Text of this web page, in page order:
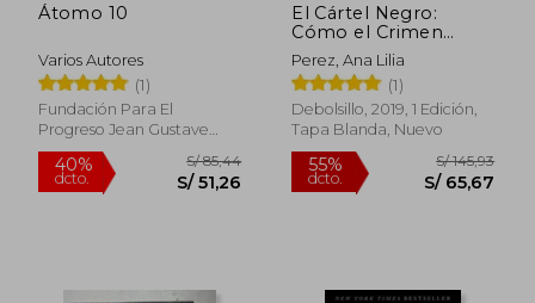
55%
dcto.
S/ 192,85
S/ 86,78
40%
dcto.
S/
S/
Átomo 10
Varios Autores
(1)
Fundación Para El
Progreso Jean Gustave
Courcelle-Seneuil, 2024,
Tapa Blanda, Nuevo
El Cártel Negro:
Cómo el Crimen
Organizado Se Ha
Apoderado de Pemex
Perez, Ana Lilia
(1)
Debolsillo, 2019, 1 Edición,
Tapa Blanda, Nuevo